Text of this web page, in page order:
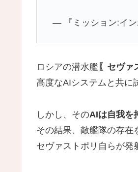
— 『ミッション:イ
ロシアの潜水艦 〖セヴァ
高度なAIシステムと共に
しかし、そのAIは自我を
その結果、敵艦隊の存在
セヴァストポリ自らが発